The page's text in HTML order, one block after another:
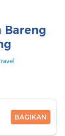
Bareng
BAGIKAN